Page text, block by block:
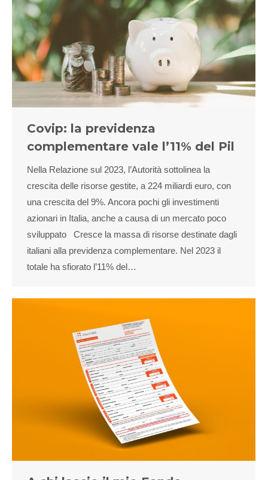
Covip: la previdenza
complementare vale l’11% del Pil
Nella Relazione sul 2023, l’Autorità sottolinea la
crescita delle risorse gestite, a 224 miliardi euro, con
una crescita del 9%. Ancora pochi gli investimenti
azionari in Italia, anche a causa di un mercato poco
sviluppato Cresce la massa di risorse destinate dagli
italiani alla previdenza complementare. Nel 2023 il
totale ha sfiorato l’11% del…